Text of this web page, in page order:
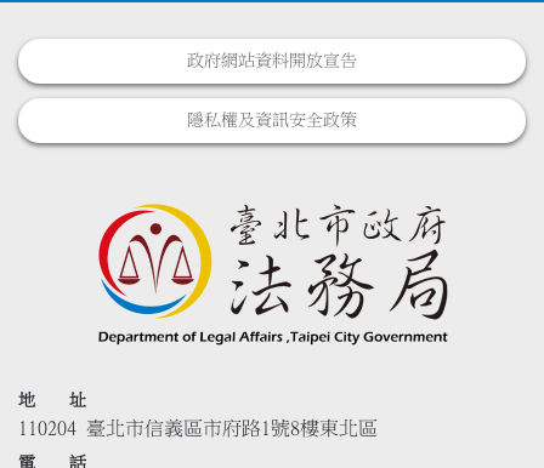
政府網站資料開放宣告
隱私權及資訊安全政策
地 址
110204 臺北市信義區市府路1號8樓東北區
電 話